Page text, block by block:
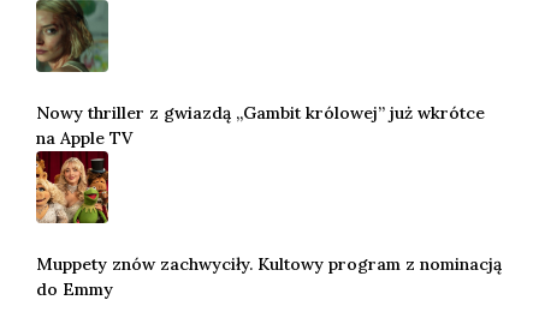
Nowy thriller z gwiazdą „Gambit królowej” już wkrótce
na Apple TV
Muppety znów zachwyciły. Kultowy program z nominacją
do Emmy